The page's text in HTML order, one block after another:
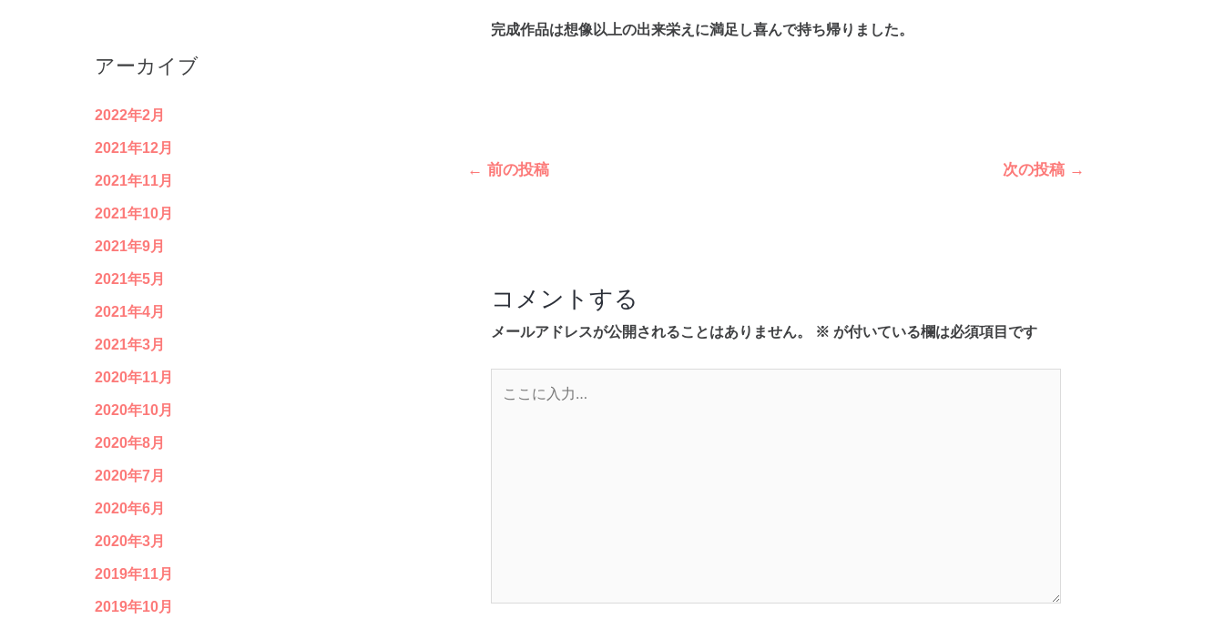
アーカイブ
2022年2月
2021年12月
2021年11月
2021年10月
2021年9月
2021年5月
2021年4月
2021年3月
2020年11月
2020年10月
2020年8月
2020年7月
2020年6月
2020年3月
2019年11月
2019年10月
完成作品は想像以上の出来栄えに満足し喜んで持ち帰りました。
← 前の投稿 次の投稿 →
コメントする
メールアドレスが公開されることはありません。 ※ が付いている欄は必須項目です